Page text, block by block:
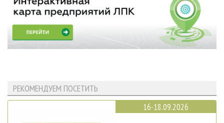
РЕКОМЕНДУЕМ ПОСЕТИТЬ
16-18.09.2026